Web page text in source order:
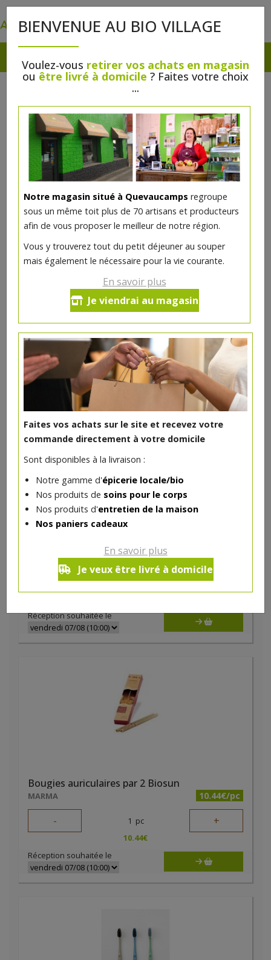
BIENVENUE AU BIO VILLAGE
Voulez-vous retirer vos achats en magasin
ou être livré à domicile ? Faites votre choix
...
Notre magasin situé à Quevaucamps regroupe
sous un même toit plus de 70 artisans et producteurs
afin de vous proposer le meilleur de notre région.
Vous y trouverez tout du petit déjeuner au souper
mais également le nécessaire pour la vie courante.
En savoir plus
Je viendrai au magasin
Faites vos achats sur le site et recevez votre
commande directement à votre domicile
Sont disponibles à la livraison :
Notre gamme d'épicerie locale/bio
Nos produits de soins pour le corps
Nos produits d'entretien de la maison
Nos paniers cadeaux
En savoir plus
Je veux être livré à domicile
Tampons avec applicateur super
bio 16pc Natracare
Ce produit est indisponible pour le moment.
DANS LA MÊME CATÉGORIE ...
MANNAVITA 1.56€/pc
1 pc +
Réception souhaitée le
Bougies auriculaires par 2 Biosun
MARMA 10.44€/pc
- 1 pc +
10.44€
Réception souhaitée le